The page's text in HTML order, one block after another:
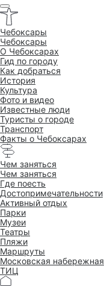
Чебоксары
Чебоксары
O Чебоксарах
Гид по городу
Как добраться
История
Культура
Фото и видео
Известные люди
Туристы о городе
Транспорт
Факты о Чебоксарах
Чем заняться
Чем заняться
Где поесть
Достопримеча­тельности
Активный отдых
Парки
Музеи
Театры
Пляжи
Маршруты
Московская набережная
ТИЦ